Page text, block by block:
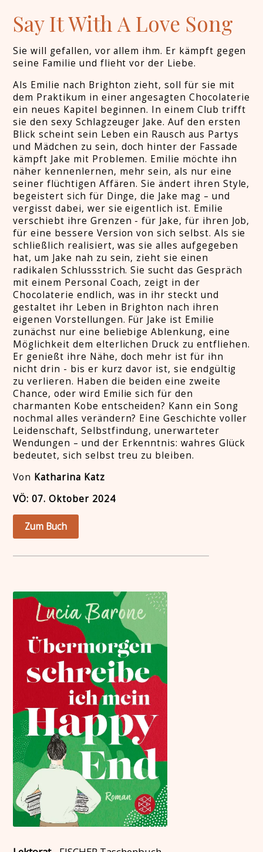
Say It With A Love Song
Sie will gefallen, vor allem ihm. Er kämpft gegen
seine Familie und flieht vor der Liebe.
Als Emilie nach Brighton zieht, soll für sie mit
dem Praktikum in einer angesagten Chocolaterie
ein neues Kapitel beginnen. In einem Club trifft
sie den sexy Schlagzeuger Jake. Auf den ersten
Blick scheint sein Leben ein Rausch aus Partys
und Mädchen zu sein, doch hinter der Fassade
kämpft Jake mit Problemen. Emilie möchte ihn
näher kennenlernen, mehr sein, als nur eine
seiner flüchtigen Affären. Sie ändert ihren Style,
begeistert sich für Dinge, die Jake mag – und
vergisst dabei, wer sie eigentlich ist. Emilie
verschiebt ihre Grenzen - für Jake, für ihren Job,
für eine bessere Version von sich selbst. Als sie
schließlich realisiert, was sie alles aufgegeben
hat, um Jake nah zu sein, zieht sie einen
radikalen Schlussstrich. Sie sucht das Gespräch
mit einem Personal Coach, zeigt in der
Chocolaterie endlich, was in ihr steckt und
gestaltet ihr Leben in Brighton nach ihren
eigenen Vorstellungen. Für Jake ist Emilie
zunächst nur eine beliebige Ablenkung, eine
Möglichkeit dem elterlichen Druck zu entfliehen.
Er genießt ihre Nähe, doch mehr ist für ihn
nicht drin - bis er kurz davor ist, sie endgültig
zu verlieren. Haben die beiden eine zweite
Chance, oder wird Emilie sich für den
charmanten Kobe entscheiden? Kann ein Song
nochmal alles verändern? Eine Geschichte voller
Leidenschaft, Selbstfindung, unerwarteter
Wendungen – und der Erkenntnis: wahres Glück
bedeutet, sich selbst treu zu bleiben.
Von Katharina Katz
VÖ: 07. Oktober 2024
Zum Buch